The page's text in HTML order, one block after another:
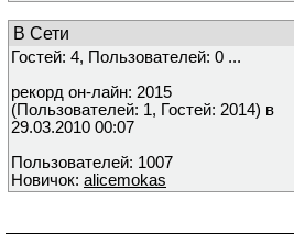
В Сети
Гостей: 4, Пользователей: 0 ...
рекорд он-лайн: 2015
(Пользователей: 1, Гостей: 2014) в
29.03.2010 00:07
Пользователей: 1007
Новичок: alicemokas